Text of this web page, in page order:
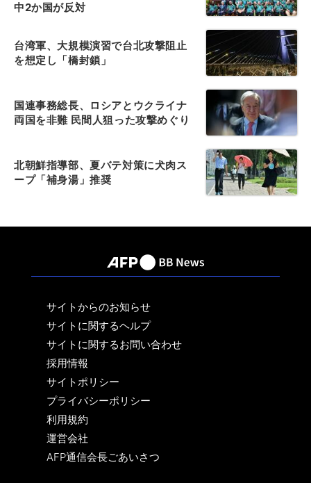
中2か国が反対
台湾軍、大規模演習で台北攻撃阻止
を想定し「橋封鎖」
国連事務総長、ロシアとウクライナ
両国を非難 民間人狙った攻撃めぐり
北朝鮮指導部、夏バテ対策に犬肉ス
ープ「補身湯」推奨
サイトからのお知らせ
サイトに関するヘルプ
サイトに関するお問い合わせ
採用情報
サイトポリシー
プライバシーポリシー
利用規約
運営会社
AFP通信会長ごあいさつ